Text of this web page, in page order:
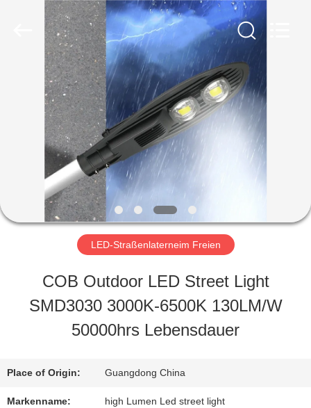
HAUS
PRODUKTE
ÜBER
UNS
AUSFLUG
QUALITÄTSKONTROLLE
LED-Straßenlaterneim Freien
COB Outdoor LED Street Light
SMD3030 3000K-6500K 130LM/W
50000hrs Lebensdauer
Place of Origin: Guangdong China
Markenname: high Lumen Led street light